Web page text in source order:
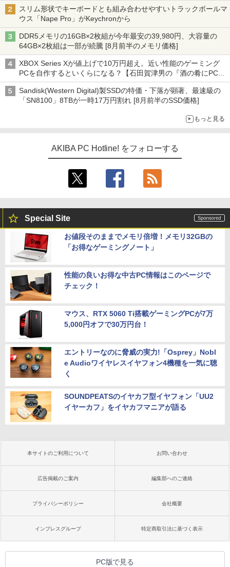
スリム形状でキーボードとも組み合わせやすいトラックボールマ
ウス「Nape Pro」がKeychronから
DDR5メモリの16GB×2枚組が今年最安の39,980円、大容量の
64GB×2枚組は一部が続騰 [8月前半のメモリ価格]
XBOX Series Xが値上げで10万円超え。近い性能のゲーミング
PCを自作するといくらになる？【石田賀津男の『酒の肴にPCゲ
ーム』】
Sandisk(Western Digital)製SSDの特価・下落が顕著、最速級の
「SN8100」8TBが一時17万円割れ [8月前半のSSD価格]
もっと見る
AKIBA PC Hotline! をフォローする
Special Site
お値段そのままでメモリ倍増！メモリ32GBの
「お得なゲーミングノート」
性能の良いお得な中古PC情報はこのページで
チェック！
マウス、RTX 5060 Ti搭載ゲーミングPCが7万
5,000円オフで30万円台！
エントリーなのに脅威の実力!「Osprey」Nobl
e Audioワイヤレスイヤフォン4機種を一気に聴
く
SOUNDPEATSのイヤカフ型イヤフォン「UU2
イヤーカフ」をイヤカフマニアが語る
本サイトのご利用について お問い合わせ
広告掲載のご案内 編集部へのご連絡
プライバシーポリシー 会社概要
インプレスグループ 特定商取引法に基づく表示
PC版で見る